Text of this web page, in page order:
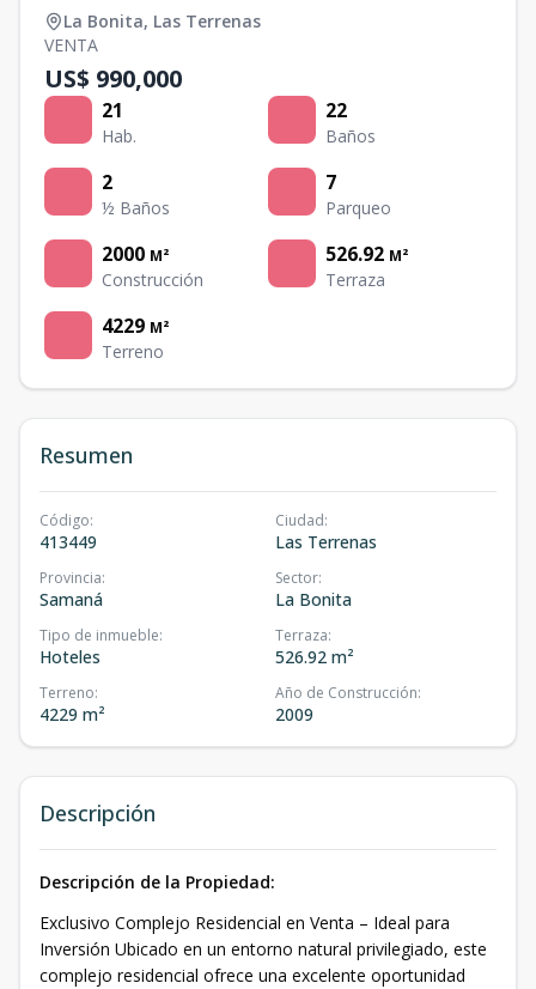
La Bonita, Las Terrenas
VENTA
US$ 990,000
21
Hab.
22
Baños
2
½ Baños
7
Parqueo
2000 M²
Construcción
526.92 M²
Terraza
4229 M²
Terreno
Resumen
Código:
413449
Ciudad:
Las Terrenas
Provincia:
Samaná
Sector:
La Bonita
Tipo de inmueble:
Hoteles
Terraza:
526.92 m²
Terreno:
4229 m²
Año de Construcción:
2009
Descripción
Descripción de la Propiedad:
Exclusivo Complejo Residencial en Venta – Ideal para
Inversión Ubicado en un entorno natural privilegiado, este
complejo residencial ofrece una excelente oportunidad